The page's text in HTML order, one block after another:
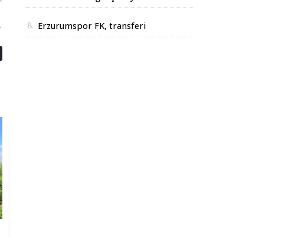
8. Erzurumspor FK, transferi